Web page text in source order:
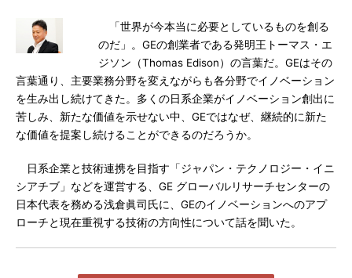
「世界が今本当に必要としているものを創る
のだ」。GEの創業者である発明王トーマス・エ
ジソン（Thomas Edison）の言葉だ。GEはその
言葉通り、主要業務分野を変えながらも各分野でイノベーション
を生み出し続けてきた。多くの日系企業がイノベーション創出に
苦しみ、新たな価値を示せない中、GEではなぜ、継続的に新た
な価値を提案し続けることができるのだろうか。
日系企業と技術連携を目指す「ジャパン・テクノロジー・イニ
シアチブ」などを運営する、GE グローバルリサーチセンターの
日本代表を務める浅倉眞司氏に、GEのイノベーションへのアプ
ローチと現在重視する技術の方向性について話を聞いた。